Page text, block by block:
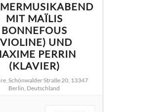
MIT MAÏLIS
BONNEFOUS
UND
PERRIN
(KLAVIER)
Schönwalder Straße 20, 13347
Berlin, Deutschland